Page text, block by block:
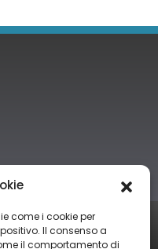
come i cookie per
Il consenso a
il comportamento di
52 della L. 234/2012” e